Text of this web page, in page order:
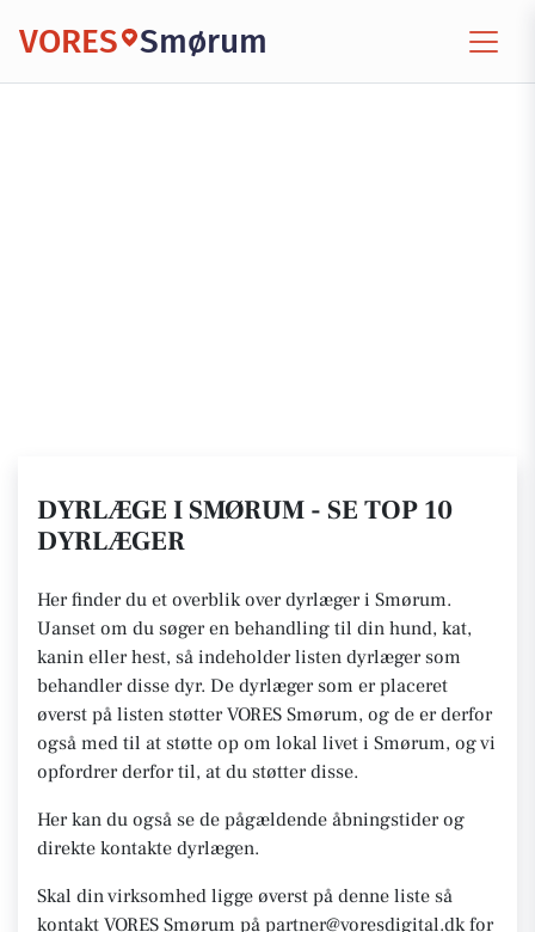
VORES Smørum
DYRLÆGE I SMØRUM - SE TOP 10
DYRLÆGER
Her finder du et overblik over dyrlæger i Smørum.
Uanset om du søger en behandling til din hund, kat,
kanin eller hest, så indeholder listen dyrlæger som
behandler disse dyr. De dyrlæger som er placeret
øverst på listen støtter VORES Smørum, og de er derfor
også med til at støtte op om lokal livet i Smørum, og vi
opfordrer derfor til, at du støtter disse.
Her kan du også se de pågældende åbningstider og
direkte kontakte dyrlægen.
Skal din virksomhed ligge øverst på denne liste så
kontakt VORES Smørum på partner@voresdigital.dk for